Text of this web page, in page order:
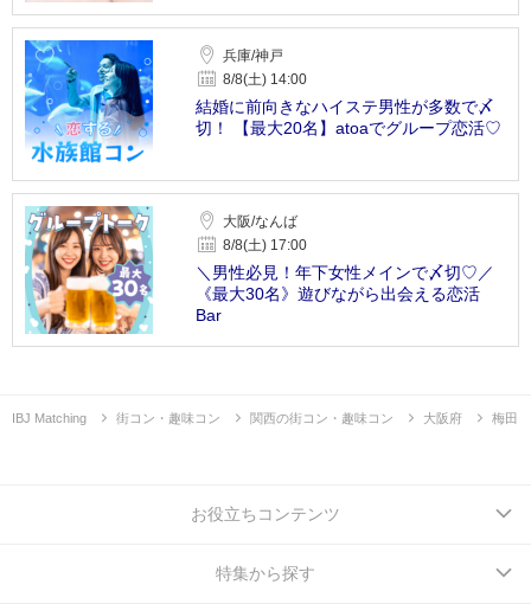
兵庫/神戸
8/8(土) 14:00
結婚に前向きなハイステ男性が多数で〆
切！ 【最大20名】atoaでグループ恋活♡
大阪/なんば
8/8(土) 17:00
＼男性必見！年下女性メインで〆切♡／
《最大30名》遊びながら出会える恋活
Bar
IBJ Matching 街コン・趣味コン 関西の街コン・趣味コン 大阪府 梅田
お役立ちコンテンツ
特集から探す